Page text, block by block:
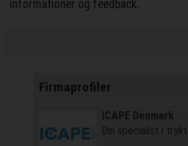
informationer og feedback.
Firmaprofiler
ICAPE Denmark
Din specialist i